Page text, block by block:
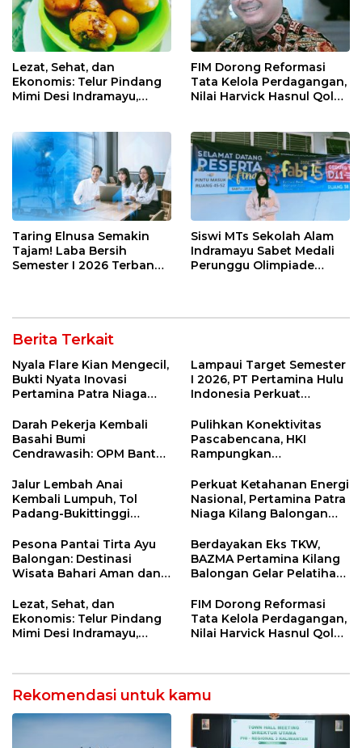
Lezat, Sehat, dan
Ekonomis: Telur Pindang
Mimi Desi Indramayu,
Ketagihan!
FIM Dorong Reformasi
Tata Kelola Perdagangan,
Nilai Harvick Hasnul Qolbi
Taring Elnusa Semakin
Tajam! Laba Bersih
Semester I 2026 Terbang
Siswi MTs Sekolah Alam
Indramayu Sabet Medali
Perunggu Olimpiade
Berita Terkait
Nyala Flare Kian Mengecil,
Bukti Nyata Inovasi
Pertamina Patra Niaga
Net Zero Emission 2060
Lampaui Target Semester
I 2026, PT Pertamina Hulu
Indonesia Perkuat
Nasional Lewat Inovasi &
Keselamatan Kerja
Darah Pekerja Kembali
Basahi Bumi
Cendrawasih: OPM Bantai
di Tolikara!
Pulihkan Konektivitas
Pascabencana, HKI
Rampungkan
Lembah Anai dan Malalak
Jalur Lembah Anai
Kembali Lumpuh, Tol
Padang-Bukittinggi
Strategis
Perkuat Ketahanan Energi
Nasional, Pertamina Patra
Niaga Kilang Balongan
Jetty Propylene
Pesona Pantai Tirta Ayu
Balongan: Destinasi
Wisata Bahari Aman dan
Berdayakan Eks TKW,
BAZMA Pertamina Kilang
Balongan Gelar Pelatihan
Ekonomi Desa
Rawadalem
Lezat, Sehat, dan
Ekonomis: Telur Pindang
Mimi Desi Indramayu,
Ketagihan!
FIM Dorong Reformasi
Tata Kelola Perdagangan,
Nilai Harvick Hasnul Qolbi
Rekomendasi untuk kamu